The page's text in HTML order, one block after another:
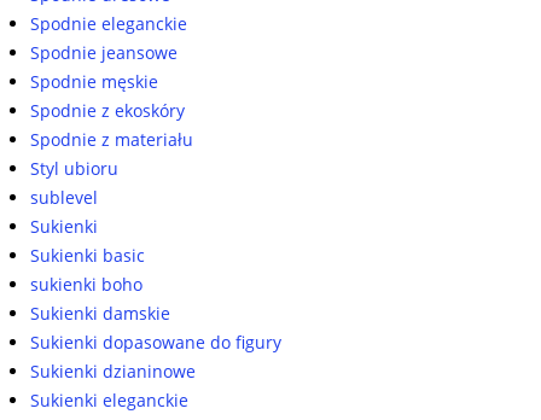
Spodnie eleganckie
Spodnie jeansowe
Spodnie męskie
Spodnie z ekoskóry
Spodnie z materiału
Styl ubioru
sublevel
Sukienki
Sukienki basic
sukienki boho
Sukienki damskie
Sukienki dopasowane do figury
Sukienki dzianinowe
Sukienki eleganckie